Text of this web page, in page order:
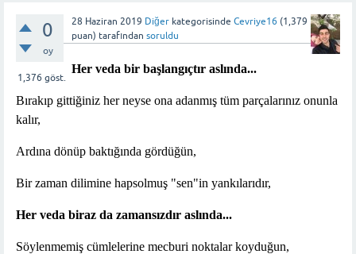
0
oy
1,376 göst.
28 Haziran 2019 Diğer kategorisinde Cevriye16 (1,379
puan) tarafından soruldu
Her veda bir başlangıçtır aslında...
Bırakıp gittiğiniz her neyse ona adanmış tüm parçalarınız onunla
kalır,
Ardına dönüp baktığında gördüğün,
Bir zaman dilimine hapsolmuş "sen"in yankılarıdır,
Her veda biraz da zamansızdır aslında...
Söylenmemiş cümlelerine mecburi noktalar koyduğun,